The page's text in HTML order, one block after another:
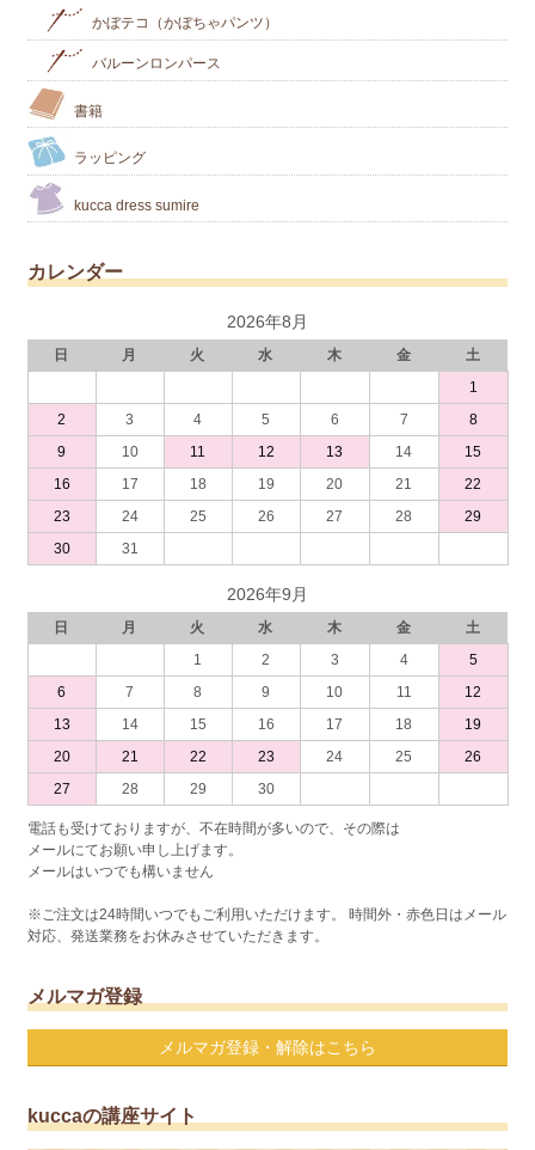
かぼテコ（かぼちゃパンツ）
バルーンロンパース
書籍
ラッピング
kucca dress sumire
カレンダー
2026年8月
日 月 火 水 木 金
土
1
2
3 4 5 6 7
8
9
10 11 12 13 14
15
16
17 18 19 20 21
22
23
24 25 26 27 28
29
30
31
2026年9月
日 月 火 水 木 金
土
1
2 3 4
5
6
7 8 9 10 11
12
13
14 15 16 17 18
19
20
21 22 23 24 25
26
27
28 29 30
電話も受けておりますが、不在時間が多いので、その際は
メールにてお願い申し上げます。
メールはいつでも構いません
※ご注文は24時間いつでもご利用いただけます。 時間外・赤色日はメール
対応、発送業務をお休みさせていただきます。
メルマガ登録
メルマガ登録・解除はこちら
kuccaの講座サイト